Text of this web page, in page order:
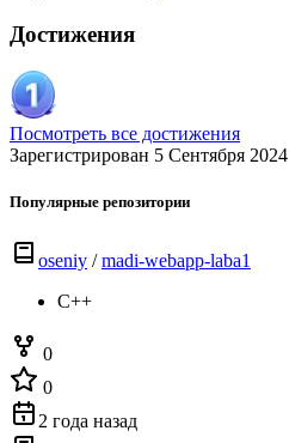
Достижения
Посмотреть все достижения
Зарегистрирован 5 Сентября 2024
Популярные репозитории
oseniy /madi-webapp-laba1
C++
0
0
2 года назад